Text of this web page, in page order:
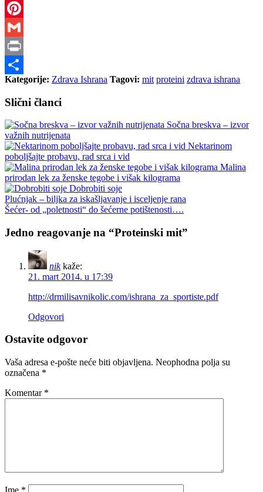
WhatsApp
Pinterest
Gmail
Print
Share
Kategorije: Zdrava Ishrana Tagovi: mit proteini zdrava ishrana
Slični članci
Sočna breskva – izvor
važnih nutrijenata
Nektarinom
poboljšajte probavu, rad srca i vid
Malina
prirodan lek za ženske tegobe i višak kilograma
Dobrobiti soje
Plućnjak – biljka za iskašljavanje i isceljenje rana
Šećer- od „poletnosti“ do šećerne potištenosti….
Jedno reagovanje na “Proteinski mit”
nik kaže:
21. mart 2014. u 17:39
http://drmilisavnikolic.com/ishrana_za_sportiste.pdf
Odgovori
Ostavite odgovor
Vaša adresa e-pošte neće biti objavljena. Neophodna polja su
označena *
Komentar *